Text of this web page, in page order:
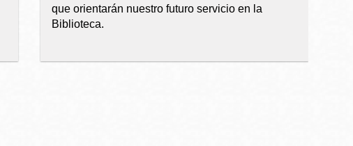
que orientarán nuestro futuro servicio en la
Biblioteca.